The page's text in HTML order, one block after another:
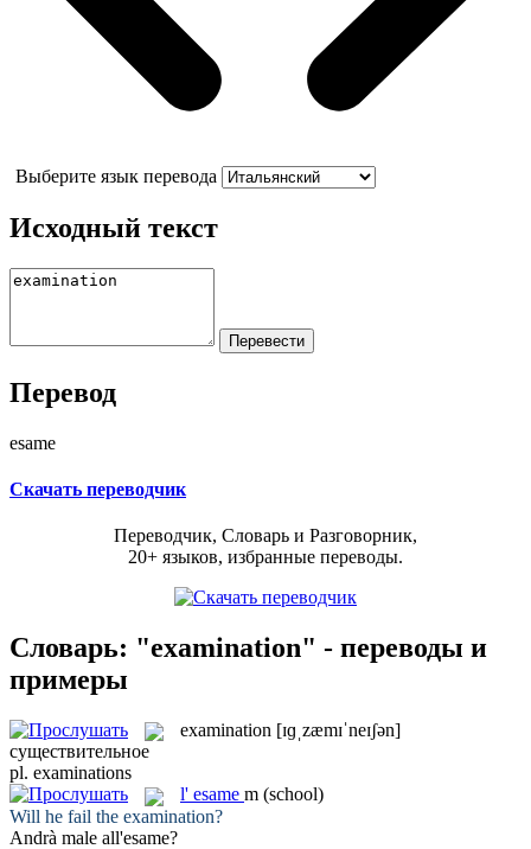
Выберите язык перевода
Исходный текст
Перевод
esame
Скачать переводчик
Переводчик, Словарь и Разговорник,
20+ языков, избранные переводы.
Словарь: "examination" - переводы и
примеры
examination [ɪɡˌzæmɪˈneɪʃən]
существительное
pl. examinations
l' esame m (school)
Will he fail the examination?
Andrà male all'esame?